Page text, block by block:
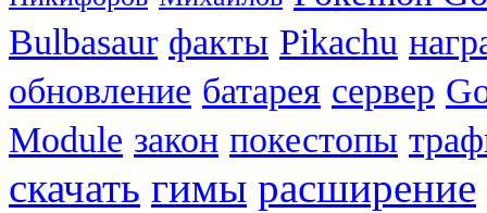
Bulbasaur факты Pikachu
обновление батарея сервер
Module закон покестопы
скачать гимы расширение